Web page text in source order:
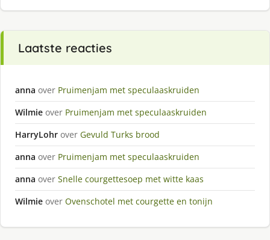
Laatste reacties
anna over Pruimenjam met speculaaskruiden
Wilmie over Pruimenjam met speculaaskruiden
HarryLohr over Gevuld Turks brood
anna over Pruimenjam met speculaaskruiden
anna over Snelle courgettesoep met witte kaas
Wilmie over Ovenschotel met courgette en tonijn